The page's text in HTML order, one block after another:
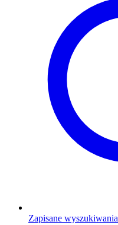
Zapisane wyszukiwania